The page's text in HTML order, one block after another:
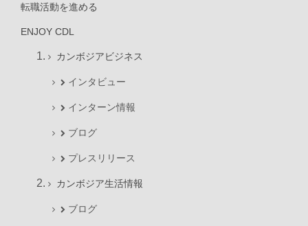
転職活動を進める
ENJOY CDL
カンボジアビジネス
インタビュー
インターン情報
ブログ
プレスリリース
カンボジア生活情報
ブログ